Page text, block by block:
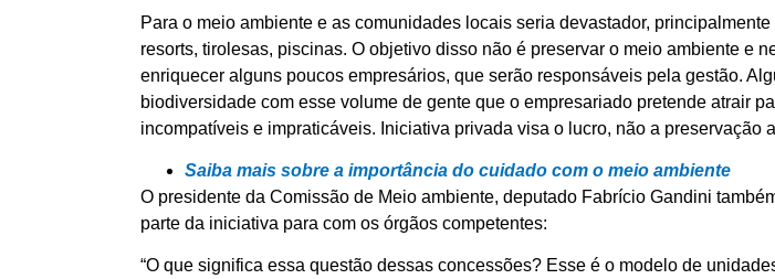
Para o meio ambiente e as comunidades locais seria devastador,
resorts, tirolesas, piscinas. O objetivo disso não é preservar o meio ambiente e
enriquecer alguns poucos empresários, que serão responsáveis pela gestão.
biodiversidade com esse volume de gente que o empresariado pretende atrair
incompatíveis e impraticáveis. Iniciativa privada visa o lucro, não a preservação
Saiba mais sobre a importância do cuidado com o meio ambiente
O presidente da Comissão de Meio ambiente, deputado Fabrício Gandini
parte da iniciativa para com os órgãos competentes:
“O que significa essa questão dessas concessões? Esse é o modelo de